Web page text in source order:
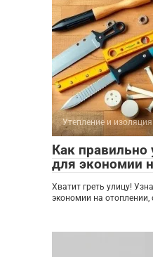
Утепление и изоляция
Как правильно
для экономии
Хватит греть улицу!
экономии на отоплении,